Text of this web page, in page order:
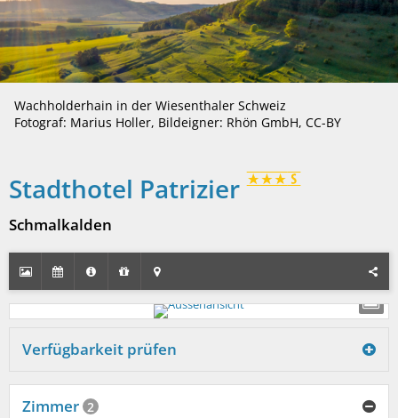
Wachholderhain in der Wiesenthaler Schweiz
Fotograf: Marius Holler, Bildeigner: Rhön GmbH, CC-BY
Stadthotel Patrizier
Schmalkalden
Verfügbarkeit prüfen
Zimmer 2